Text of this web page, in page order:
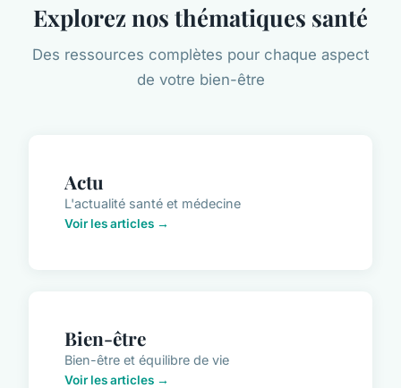
Explorez nos thématiques santé
Des ressources complètes pour chaque aspect
de votre bien-être
Actu
L'actualité santé et médecine
Voir les articles →
Bien-être
Bien-être et équilibre de vie
Voir les articles →